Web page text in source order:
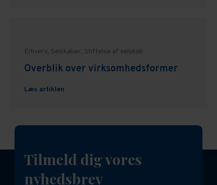
Erhverv, Selskaber, Stiftelse af selskab
Overblik over virksomhedsformer
Læs artiklen
Tilmeld dig vores
nyhedsbrev